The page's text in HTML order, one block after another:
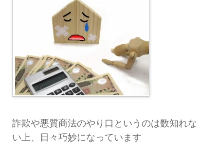
詐欺や悪質商法のやり口というのは数知れな
い上、日々巧妙になっています